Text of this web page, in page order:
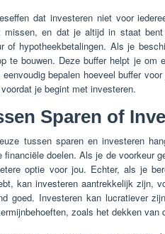
dat investeren niet voor
en dat je altijd in staat
of hypotheekbetalingen. Als je
te bouwen. Deze buffer helpt je om
bepalen hoeveel buffer
je begint met investeren.
Sparen of
tussen sparen en investeren
financiële doelen. Als je de voorkeur
optie voor jou. Echter, als je
kan investeren aantrekkelijk zijn,
goed. Investeren kan lucratiever
zoals het dekken van